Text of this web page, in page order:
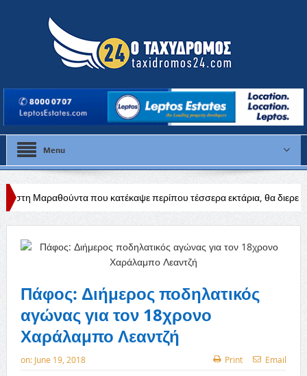
Menu
που κατέκαψε περίπου τέσσερα εκτάρια, θα διερευνηθούν τα αίτια
Πάφος: Διήμερος ποδηλατικός
αγώνας για τον 18χρονο
Χαράλαμπο Λεαντζή
on: June 19, 2018 Print Email